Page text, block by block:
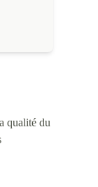
qualité du